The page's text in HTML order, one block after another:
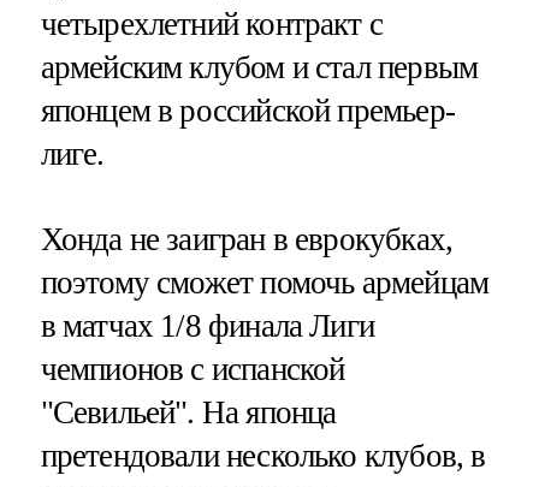
четырехлетний контракт с
армейским клубом и стал первым
японцем в российской премьер-
лиге.
Хонда не заигран в еврокубках,
поэтому сможет помочь армейцам
в матчах 1/8 финала Лиги
чемпионов с испанской
"Севильей". На японца
претендовали несколько клубов, в